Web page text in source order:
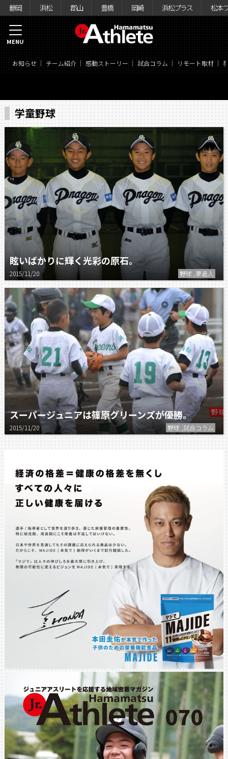
静岡 浜松 郡山 豊橋 岡崎 浜松プラス 松本
お知らせ チーム紹介 感動ストーリー 試合コラム リモート取材
MENU
学童野球
眩いばかりに輝く光彩の原石。
2015/11/20 野球 ,夢追人
スーパージュニアは篠原グリーンズが優勝。
2015/11/20 野球 ,試合コラム